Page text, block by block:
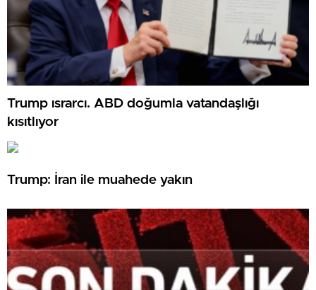
Trump ısrarcı. ABD doğumla vatandaşlığı
kısıtlıyor
Trump: İran ile muahede yakın